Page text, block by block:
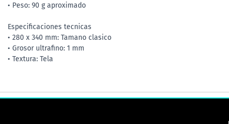
• Peso: 90 g aproximado
Especificaciones tecnicas
• 280 x 340 mm: Tamano clasico
• Grosor ultrafino: 1 mm
• Textura: Tela